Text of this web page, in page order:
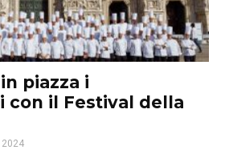
piazza i
con il Festival della
2024